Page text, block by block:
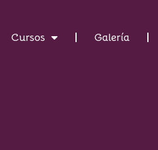
Cursos Galería